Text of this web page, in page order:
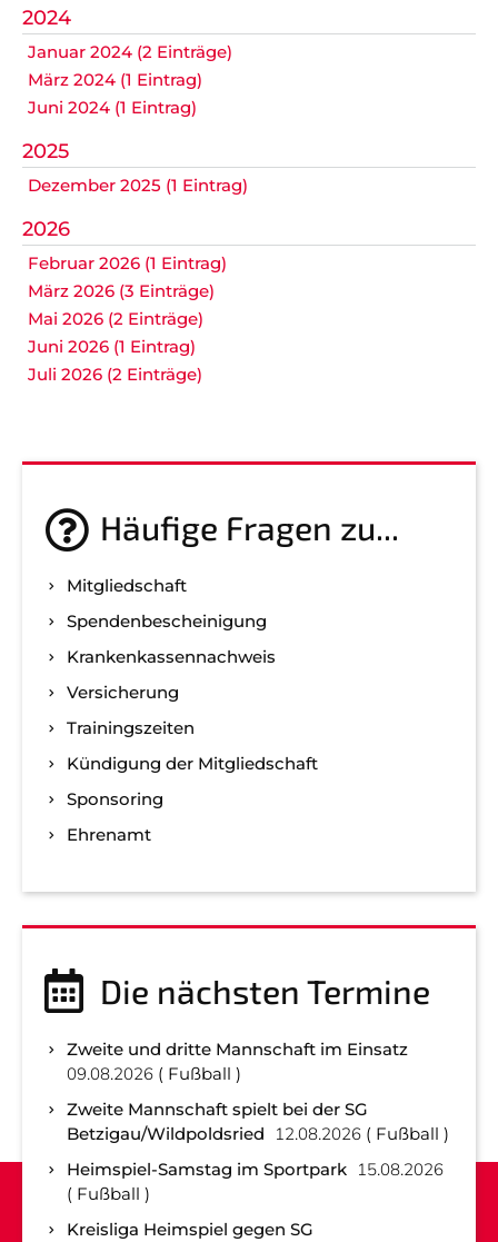
2024
Januar 2024 (2 Einträge)
März 2024 (1 Eintrag)
Juni 2024 (1 Eintrag)
2025
Dezember 2025 (1 Eintrag)
2026
Februar 2026 (1 Eintrag)
März 2026 (3 Einträge)
Mai 2026 (2 Einträge)
Juni 2026 (1 Eintrag)
Juli 2026 (2 Einträge)
Häufige Fragen zu...
Mitgliedschaft
Spenden­bescheinigung
Kranken­kassen­nachweis
Versicherung
Trainingszeiten
Kündigung der Mitgliedschaft
Sponsoring
Ehrenamt
Die nächsten Termine
Zweite und dritte Mannschaft im Einsatz
09.08.2026
Fußball
Zweite Mannschaft spielt bei der SG
Betzigau/Wildpoldsried
12.08.2026
Fußball
Heimspiel-Samstag im Sportpark 15.08.2026
Fußball
Kreisliga Heimspiel gegen SG